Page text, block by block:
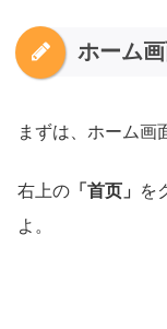
ホーム
まずは、ホーム画
右上の 「首页」
を
よ。